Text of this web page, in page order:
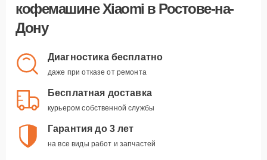
кофемашине Xiaomi в Ростове-на-
Дону
Диагностика бесплатно
даже при отказе от ремонта
Бесплатная доставка
курьером собственной службы
Гарантия до 3 лет
на все виды работ и запчастей